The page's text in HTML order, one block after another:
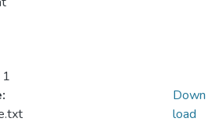
Down
load